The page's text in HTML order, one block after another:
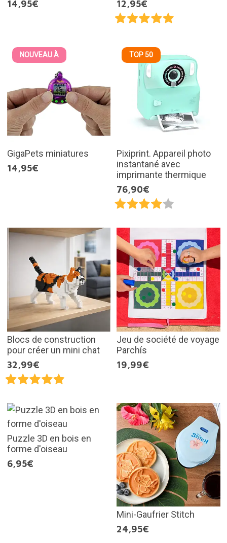
14,95€
12,95€
NOUVEAU À
GigaPets miniatures
14,95€
TOP 50
Pixiprint. Appareil photo
instantané avec
imprimante thermique
76,90€
Blocs de construction
pour créer un mini chat
32,99€
Jeu de société de voyage
Parchís
19,99€
Puzzle 3D en bois en
forme d'oiseau
6,95€
Mini-Gaufrier Stitch
24,95€